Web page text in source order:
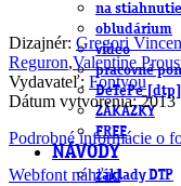
na stiahnutie
obludárium
video
pracovné
DeTePe [dtp]
ZÁKAZKY
FREE
NÁVODY
základy DTP
Dizajnér: Gregori
Reguron,Valentine
Vydavateľ: Fontyou
Dátum vytvorenia: 2013
Podrobné informácie o
Webfont náhľad